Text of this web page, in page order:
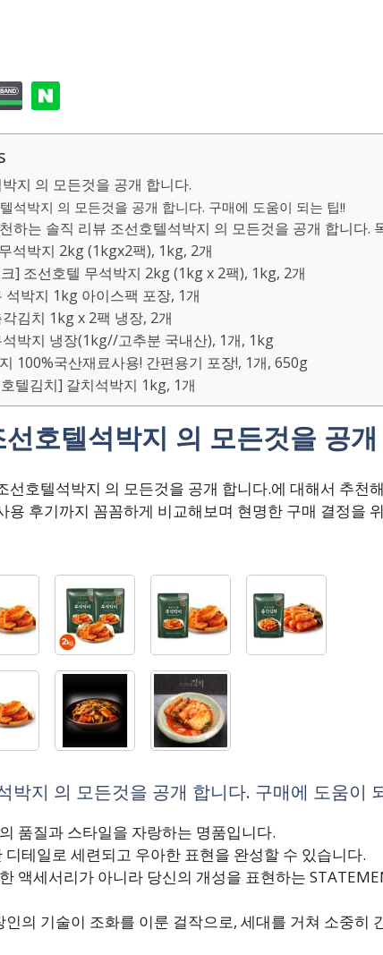
지 의 모든것을 공개 합니다.
석박지 의 모든것을 공개 합니다. 구매에 도움이 되는 팁!!
하는 솔직 리뷰 조선호텔석박지 의 모든것을 공개 합니다.
석박지 2kg (1kgx2팩), 1kg, 2개
] 조선호텔 무석박지 2kg (1kg x 2팩), 1kg, 2개
석박지 1kg 아이스팩 포장, 1개
김치 1kg x 2팩 냉장, 2개
박지 냉장(1kg//고추분 국내산), 1개, 1kg
100%국산재료사용! 간편용기 포장!, 1개, 650g
텔김치] 갈치석박지 1kg, 1개
호텔석박지 의 모든것을 공
선호텔석박지 의 모든것을 공개 합니다.에 대해서 추천
용 후기까지 꼼꼼하게 비교해보며 현명한 구매 결정을
박지 의 모든것을 공개 합니다. 구매에 도움이
품질과 스타일을 자랑하는 명품입니다.
테일로 세련되고 우아한 표현을 완성할 수 있습니다.
액세서리가 아니라 당신의 개성을 표현하는
의 기술이 조화를 이룬 걸작으로, 세대를 거쳐 소중히